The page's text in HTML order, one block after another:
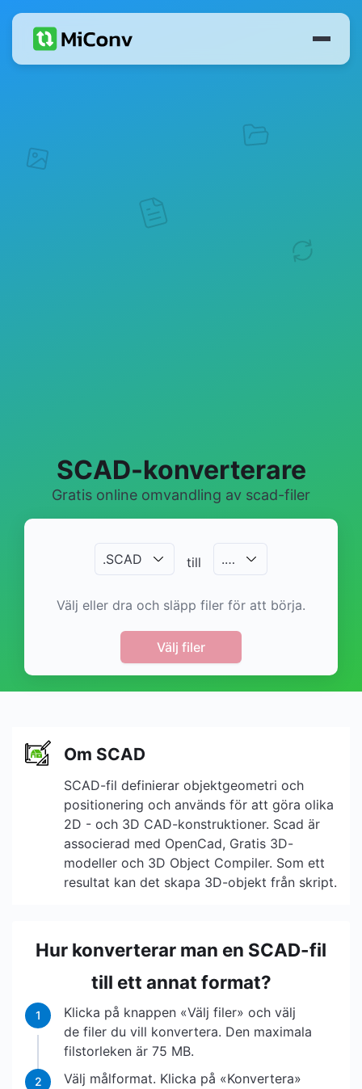
SCAD-konverterare
Gratis online omvandling av scad-filer
.SCAD till .…
Välj eller dra och släpp filer för att börja.
Välj filer
Om SCAD
SCAD-fil definierar objektgeometri och
positionering och används för att göra olika
2D - och 3D CAD-konstruktioner. Scad är
associerad med OpenCad, Gratis 3D-
modeller och 3D Object Compiler. Som ett
resultat kan det skapa 3D-objekt från skript.
Hur konverterar man en SCAD-fil
till ett annat format?
1
Klicka på knappen «Välj filer» och välj
de filer du vill konvertera. Den maximala
filstorleken är 75 MB.
2
Välj målformat. Klicka på «Konvertera»